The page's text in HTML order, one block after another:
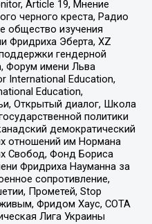
Article 19, Мнение
черного креста, Радио
общество изучения
Фридриха Эберта, XZ
гендерной
Форум имени Льва
International Education,
Education,
Открытый диалог, Школа
политики
демократический
отношений им Нормана
Свобод, Фонд Бориса
Фридриха Науманна за
сопротивление,
Прометей, Stop
Фридом Хаус, СОТА
Лига Украины